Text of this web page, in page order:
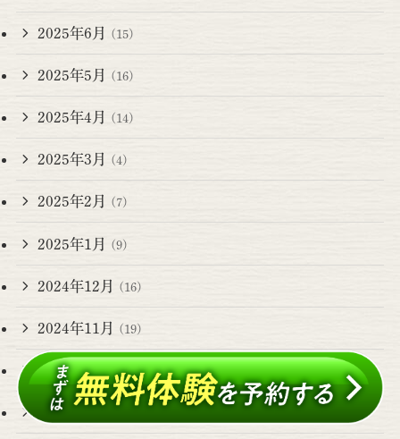
2025年6月 (15)
2025年5月 (16)
2025年4月 (14)
2025年3月 (4)
2025年2月 (7)
2025年1月 (9)
2024年12月 (16)
2024年11月 (19)
2024年10月(11)
2024年9月